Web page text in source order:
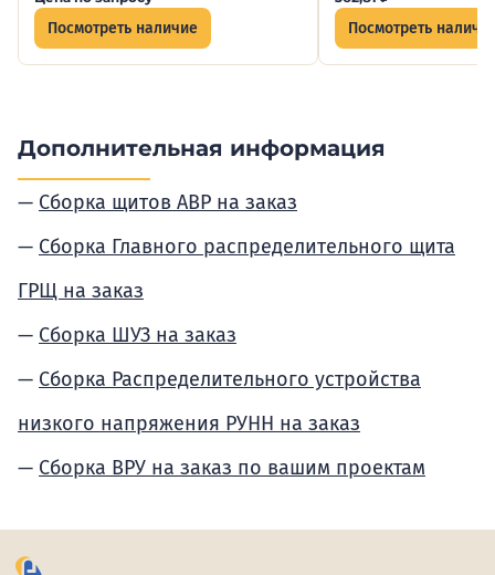
Посмотреть наличие Посмотреть
Дополнительная информация
Сборка щитов АВР на заказ
Сборка Главного распределительного щита
ГРЩ на заказ
Сборка ШУЗ на заказ
Сборка Распределительного устройства
низкого напряжения РУНН на заказ
Сборка ВРУ на заказ по вашим проектам